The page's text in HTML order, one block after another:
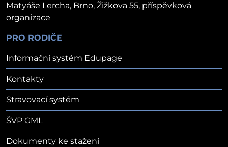
PRO RODIČE
Informační systém Edupage
Kontakty
Stravovací systém
ŠVP GML
Dokumenty ke stažení
Matyáše Lercha, Brno, Žižkova 55, příspěvková
organizace